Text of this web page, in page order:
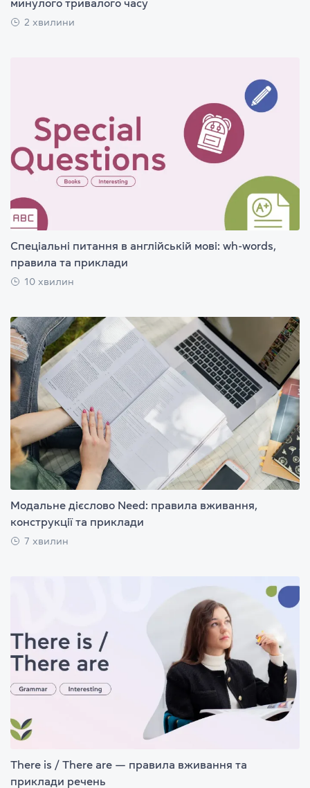
минулого тривалого часу
2 хвилини
Спеціальні питання в англійській мові: wh-words,
правила та приклади
10 хвилин
Модальне дієслово Need: правила вживання,
конструкції та приклади
7 хвилин
There is / There are — правила вживання та
приклади речень